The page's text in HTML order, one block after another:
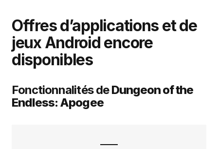
Offres d’applications et de
jeux Android encore
disponibles
Fonctionnalités deDungeon of the
Endless: Apogee